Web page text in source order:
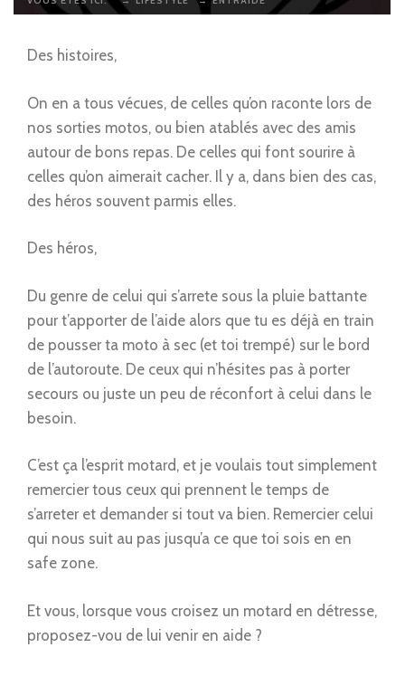
Des histoires,
On en a tous vécues, de celles qu’on raconte lors de
nos sorties motos, ou bien atablés avec des amis
autour de bons repas. De celles qui font sourire à
celles qu’on aimerait cacher. Il y a, dans bien des cas,
des héros souvent parmis elles.
Des héros,
Du genre de celui qui s’arrete sous la pluie battante
pour t’apporter de l’aide alors que tu es déjà en train
de pousser ta moto à sec (et toi trempé) sur le bord
de l’autoroute. De ceux qui n’hésites pas à porter
secours ou juste un peu de réconfort à celui dans le
besoin.
C’est ça l’esprit motard, et je voulais tout simplement
remercier tous ceux qui prennent le temps de
s’arreter et demander si tout va bien. Remercier celui
qui nous suit au pas jusqu’a ce que toi sois en en
safe zone.
Et vous, lorsque vous croisez un motard en détresse,
proposez-vou de lui venir en aide ?